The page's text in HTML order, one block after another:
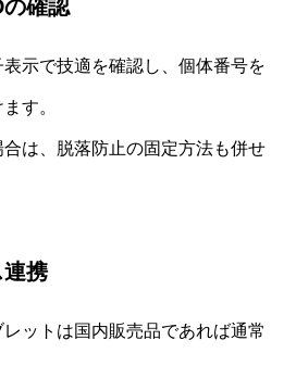
確認
示で技適を確認し、個体番号を
す。
は、脱落防止の固定方法も併せ
連携
ットは国内販売品であれば通常